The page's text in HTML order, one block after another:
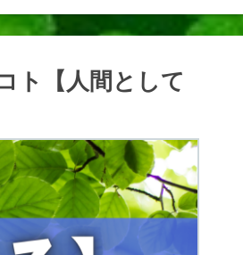
ト【人間として